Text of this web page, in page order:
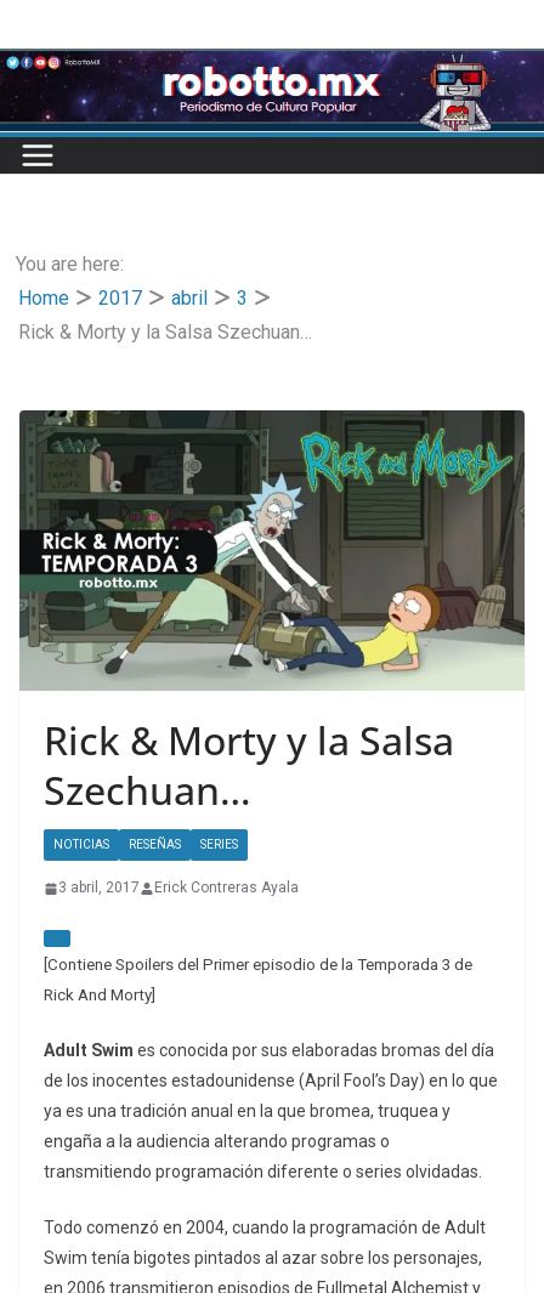
to
content
You are here:
Home
2017 abril
3
Rick & Morty y la Salsa Szechuan…
Rick & Morty y la Salsa
Szechuan…
NOTICIAS RESEÑAS SERIES
3 abril, 2017 Erick Contreras Ayala
[Contiene Spoilers del Primer episodio de la Temporada 3 de
Rick And Morty]
Adult Swim es conocida por sus elaboradas bromas del día
de los inocentes estadounidense (April Fool’s Day) en lo que
ya es una tradición anual en la que bromea, truquea y
engaña a la audiencia alterando programas o
transmitiendo programación diferente o series olvidadas.
Todo comenzó en 2004, cuando la programación de Adult
Swim tenía bigotes pintados al azar sobre los personajes,
en 2006 transmitieron episodios de Fullmetal Alchemist y